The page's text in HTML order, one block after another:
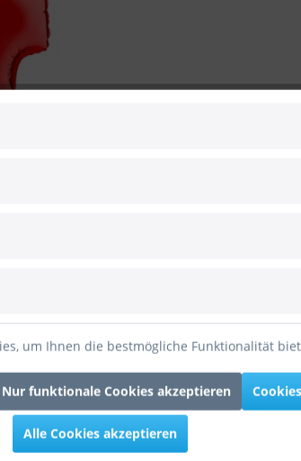
Red 66cm/26""
um Ihnen die bestmögliche Funktionalität
Nur funktionale Cookies akzeptieren
Alle Cookies akzeptieren